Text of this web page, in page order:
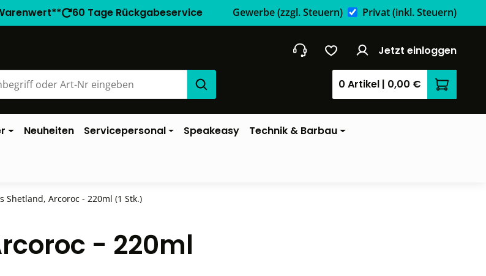
60 Tage Rückgabeservice Gewerbe(zzgl. Steuern) Privat(inkl. Steuern)
Jetzt einloggen
0 Artikel | 0,00 €
Neuheiten Servicepersonal Speakeasy Technik & Barbau
Shetland, Arcoroc - 220ml (1 Stk.)
- 220ml